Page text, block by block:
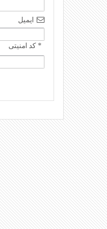
ایمیل
* کد امنیتی